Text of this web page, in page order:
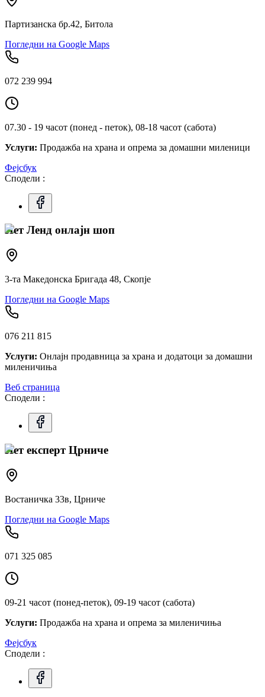
Партизанска бр.42, Битола
Погледни на Google Maps
072 239 994
07.30 - 19 часот (понед - петок), 08-18 часот (сабота)
Услуги: Продажба на храна и опрема за домашни миленици
Фејсбук
Сподели :
Пет Ленд онлајн шоп
3-та Македонска Бригада 48, Скопје
Погледни на Google Maps
076 211 815
Услуги: Онлајн продавница за храна и додатоци за домашни
миленичиња
Веб страница
Сподели :
Пет експерт Црниче
Востаничка 33в, Црниче
Погледни на Google Maps
071 325 085
09-21 часот (понед-петок), 09-19 часот (сабота)
Услуги: Продажба на храна и опрема за миленичиња
Фејсбук
Сподели :